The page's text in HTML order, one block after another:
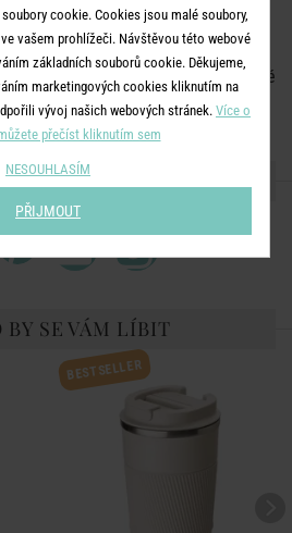
100 % bavlna
v pračce na 40°. Nebělit. Sušení v
Žehlení při střední teplotě. Chemické
se nedoporučuje.
S PŘÁTELI
BY SE VÁM LÍBIT
BESTSELLER
cookie. Cookies jsou malé soubory,
vašem prohlížeči. Návštěvou této webové
základních souborů cookie. Děkujeme,
marketingových cookies kliknutím na
vývoj našich webových stránek. Více o
přečíst kliknutím sem
NESOUHLASÍM
PŘIJMOUT